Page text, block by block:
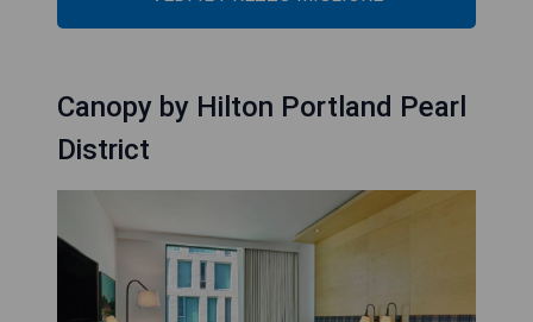
Canopy by Hilton Portland Pearl
District